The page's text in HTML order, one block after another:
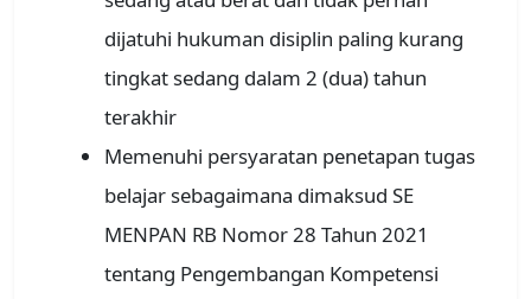
dijatuhi hukuman disiplin paling kurang
tingkat sedang dalam 2 (dua) tahun
terakhir
Memenuhi persyaratan penetapan tugas
belajar sebagaimana dimaksud SE
MENPAN RB Nomor 28 Tahun 2021
tentang Pengembangan Kompetensi